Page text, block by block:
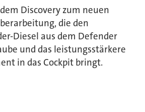
Discovery zum neuen
die den
Diesel aus dem Defender
und das leistungsstärkere
in das Cockpit bringt.